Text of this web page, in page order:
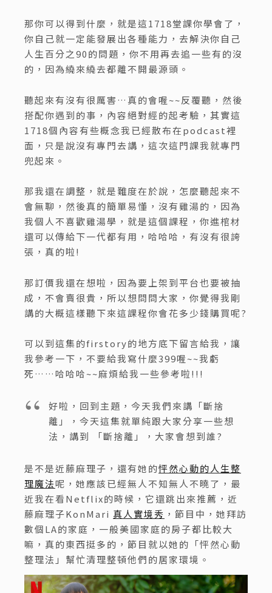
那你可以得到什麼，就是這1718堂課你學會了，
你自己就一定能發展出各種能力，去解決你自己
人生百分之90的問題，你不用再去追一些有的沒
的，因為繞來繞去都離不開最源頭。
聽起來有沒有很厲害…真的會喔~~反覆聽，然後
搭配你遇到的事，內容絕對經的起考驗，其實這
1718個內容有些概念我已經散布在podcast裡
面，只是說沒有專門去講，這次這門課我就專門
兜起來。
那我還在調整，就是難度在於說，怎麼聽起來不
會無聊，然後真的簡單易懂，沒有雞湯的，因為
我個人不喜歡雞湯學，就是這個課程，你進棺材
還可以傳給下一代都有用，哈哈哈，有沒有很誇
張，真的啦!
那訂價我還在想啦，因為要上架到平台也要被抽
成，不會賣很貴，所以想問問大家，你覺得我剛
講的大概這樣聽下來這課程你會花多少錢購買呢?
可以到這集的firstory的地方底下留言給我，讓
我參考一下，不要給我寫什麼399喔~~我虧
死……哈哈哈~~麻煩給我一些參考啦!!!
好啦，回到主題，今天我們來講「斷捨
離」，今天這集就單純跟大家分享一些想
法，講到 「斷捨離」，大家會想到誰?
是不是近藤麻理子，還有她的怦然心動的人生整
理魔法呢，她應該已經無人不知無人不曉了，最
近我在看Netflix的時候，它還跳出來推薦，近
藤麻理子KonMari 真人實境秀 ，節目中，她拜訪
數個LA的家庭，一般美國家庭的房子都比較大
嘛，真的東西挺多的，節目就以她的「怦然心動
整理法」幫忙清理整頓他們的居家環境。